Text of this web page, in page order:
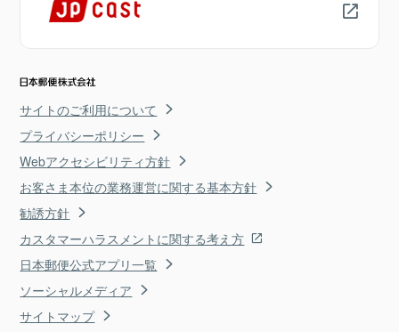
サイトのご利用について
プライバシーポリシー
Webアクセシビリティ方針
お客さま本位の業務運営に関する基本方針
勧誘方針
カスタマーハラスメントに関する考え方
日本郵便公式アプリ一覧
ソーシャルメディア
サイトマップ